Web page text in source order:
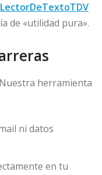
LectorDeTextoTDV
de «utilidad pura».
herramienta
ni datos
en tu